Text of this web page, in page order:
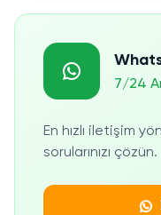
7/24
En hızlı iletişim
sorularınızı çözün.